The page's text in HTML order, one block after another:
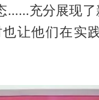
……充分展现了
让他们在实